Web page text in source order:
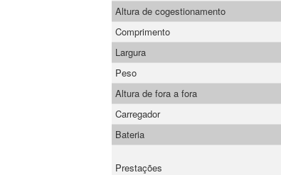
Altura de cogestionamento
Comprimento
Largura
Peso
Altura de fora a fora
Carregador
Bateria
Prestações